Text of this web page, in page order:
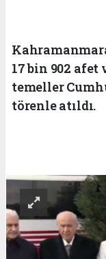
17 bin 902
temeller
törenle atıldı.